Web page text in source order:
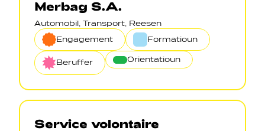
Merbag S.A.
Automobil, Transport, Reesen
Engagement
Formatioun
Beruffer Orientatioun
Service volontaire